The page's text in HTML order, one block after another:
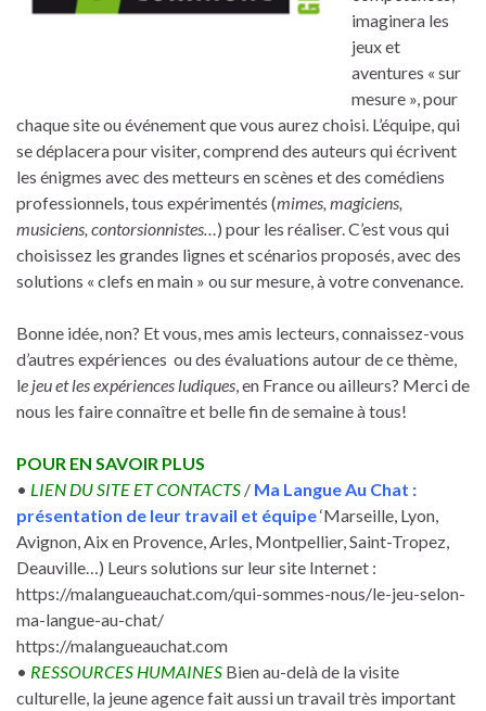
imaginera les
jeux et
aventures « sur
mesure », pour
chaque site ou événement que vous aurez choisi. L’équipe, qui
se déplacera pour visiter, comprend des auteurs qui écrivent
les énigmes avec des metteurs en scènes et des comédiens
professionnels, tous expérimentés (mimes, magiciens,
musiciens, contorsionnistes… ) pour les réaliser. C’est vous qui
choisissez les grandes lignes et scénarios proposés, avec des
solutions « clefs en main » ou sur mesure, à votre convenance.
Bonne idée, non? Et vous, mes amis lecteurs, connaissez-vous
d’autres expériences ou des évaluations autour de ce thème,
le jeu et les expériences ludiques , en France ou ailleurs? Merci de
nous les faire connaître et belle fin de semaine à tous!
POUR EN SAVOIR PLUS
• LIEN DU SITE ET CONTACTS / Ma Langue Au Chat :
présentation de leur travail et équipe‘Marseille, Lyon,
Avignon, Aix en Provence, Arles, Montpellier, Saint-Tropez,
Deauville…) Leurs solutions sur leur site Internet :
https://malangueauchat.com/qui-sommes-nous/le-jeu-selon-
ma-langue-au-chat/
https://malangueauchat.com
• RESSOURCES HUMAINES Bien au-delà de la visite
culturelle, la jeune agence fait aussi un travail très important